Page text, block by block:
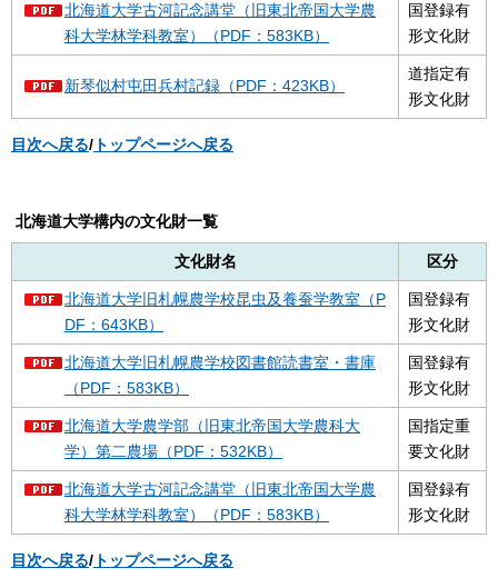
北海道大学古河記念講堂（旧東北帝国大学農
科大学林学科教室）（PDF：583KB）
国登録有
形文化財
新琴似村屯田兵村記録（PDF：423KB）
道指定有
形文化財
目次へ戻る/ トップページへ戻る
北海道大学構内の文化財一覧
文化財名 区分
北海道大学旧札幌農学校昆虫及養蚕学教室（P
DF：643KB）
国登録有
形文化財
北海道大学旧札幌農学校図書館読書室・書庫
（PDF：583KB）
国登録有
形文化財
北海道大学農学部（旧東北帝国大学農科大
学）第二農場（PDF：532KB）
国指定重
要文化財
北海道大学古河記念講堂（旧東北帝国大学農
科大学林学科教室）（PDF：583KB）
国登録有
形文化財
目次へ戻る/ トップページへ戻る